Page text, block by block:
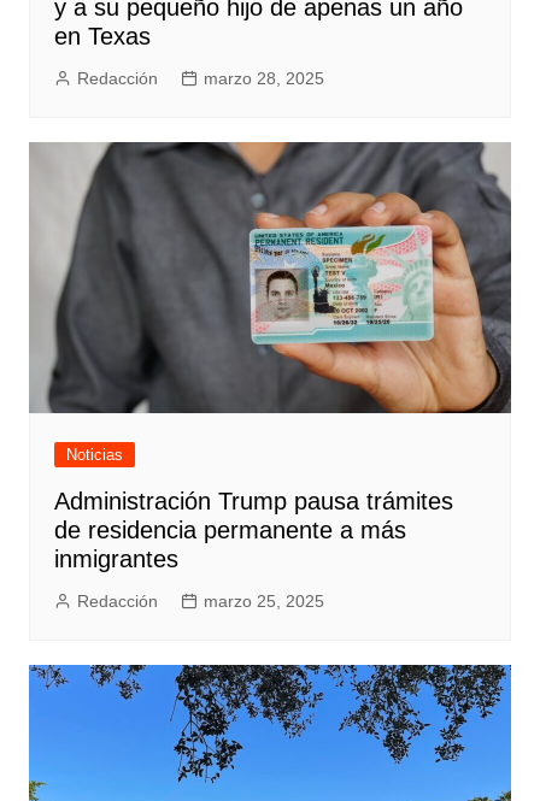
y a su pequeño hijo de apenas un año
en Texas
Redacción marzo 28, 2025
Noticias
Administración Trump pausa trámites
de residencia permanente a más
inmigrantes
Redacción marzo 25, 2025